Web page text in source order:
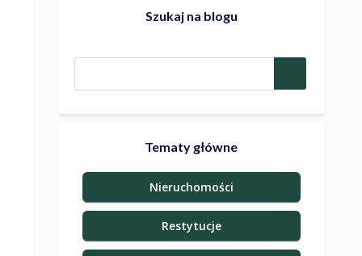
Szukaj na blogu
Tematy główne
Nieruchomości
Restytucje